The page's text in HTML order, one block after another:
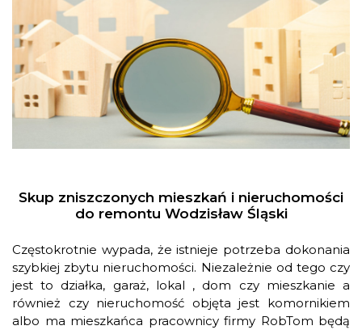
Skup zniszczonych mieszkań i nieruchomości
do remontu Wodzisław Śląski
Częstokrotnie wypada, że istnieje potrzeba dokonania
szybkiej zbytu nieruchomości. Niezależnie od tego czy
jest to działka, garaż, lokal , dom czy mieszkanie a
również czy nieruchomość objęta jest komornikiem
albo ma mieszkańca pracownicy firmy RobTom będą